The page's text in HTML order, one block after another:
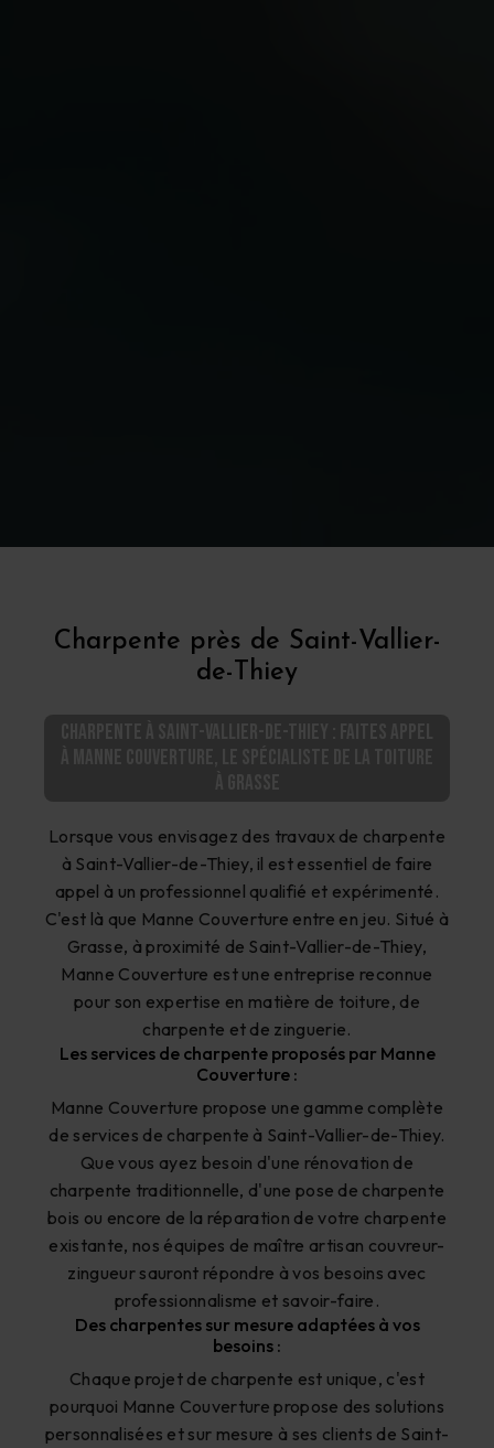
Charpente près de Saint-Vallier-
de-Thiey
Lorsque vous envisagez des travaux de charpente
à Saint-Vallier-de-Thiey, il est essentiel de faire
appel à un professionnel qualifié et expérimenté.
C'est là que Manne Couverture entre en jeu. Situé à
Grasse, à proximité de Saint-Vallier-de-Thiey,
Manne Couverture est une entreprise reconnue
pour son expertise en matière de toiture, de
charpente et de zinguerie.
Les services de charpente proposés par Manne
Couverture :
Manne Couverture propose une gamme complète
de services de charpente à Saint-Vallier-de-Thiey.
Que vous ayez besoin d'une rénovation de
charpente traditionnelle, d'une pose de charpente
bois ou encore de la réparation de votre charpente
existante, nos équipes de maître artisan couvreur-
zingueur sauront répondre à vos besoins avec
professionnalisme et savoir-faire.
Des charpentes sur mesure adaptées à vos
besoins :
Chaque projet de charpente est unique, c'est
pourquoi Manne Couverture propose des solutions
personnalisées et sur mesure à ses clients de Saint-